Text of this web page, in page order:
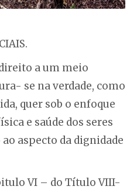
a um meio
se na verdade, como
quer sob o enfoque
e saúde dos seres
aspecto da dignidade
VI – do Título VIII-